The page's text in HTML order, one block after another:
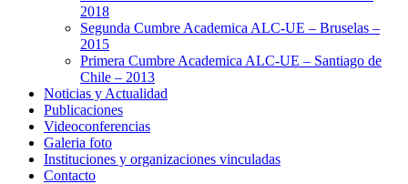
2018
Segunda Cumbre Academica ALC-UE – Bruselas –
2015
Primera Cumbre Academica ALC-UE – Santiago de
Chile – 2013
Noticias y Actualidad
Publicaciones
Videoconferencias
Galeria foto
Instituciones y organizaciones vinculadas
Contacto